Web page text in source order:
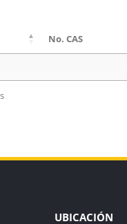
No. CAS
UBICACIÓN